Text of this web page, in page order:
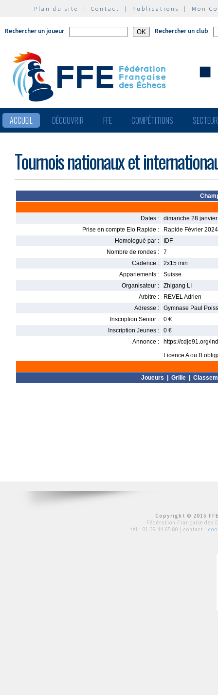
Plan du site | Contact | Publications | Mon
Rechercher un joueur Rechercher un club
ACCUEIL DÉCOUVRIR FFE COMPÉTITIONS
Tournois nationaux et
Dates :
dimanche 28
Prise en compte Elo Rapide :
Rapide Février 2024
Homologué par :
IDF
Nombre de rondes :
7
Cadence :
2x15 min
Appariements :
Suisse
Organisateur :
Zhigang LI
Arbitre :
REVEL Adrien
Adresse :
Gymnase Paul
Inscription Senior :
0 €
Inscription Jeunes :
0 €
Annonce :
https://cdje91.org/
Licence A ou B
Joueurs Grille|
Copyright © 2015
Fédération Française des
tél : 01 39 44 65 80 | contact :